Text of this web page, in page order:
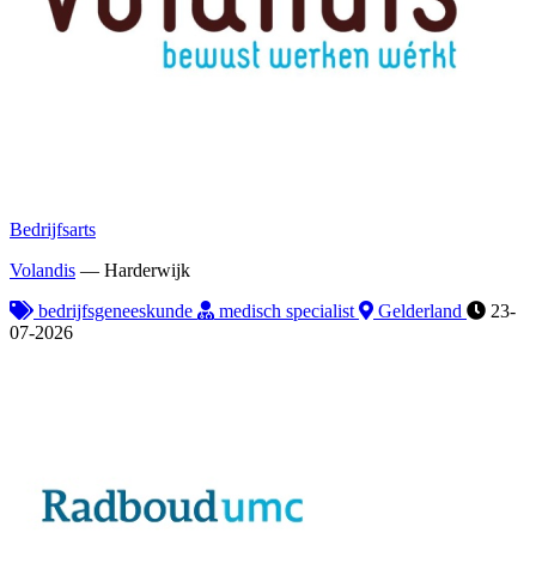
Bedrijfsarts
Volandis — Harderwijk
bedrijfsgeneeskunde
medisch specialist Gelderland
23-
07-2026